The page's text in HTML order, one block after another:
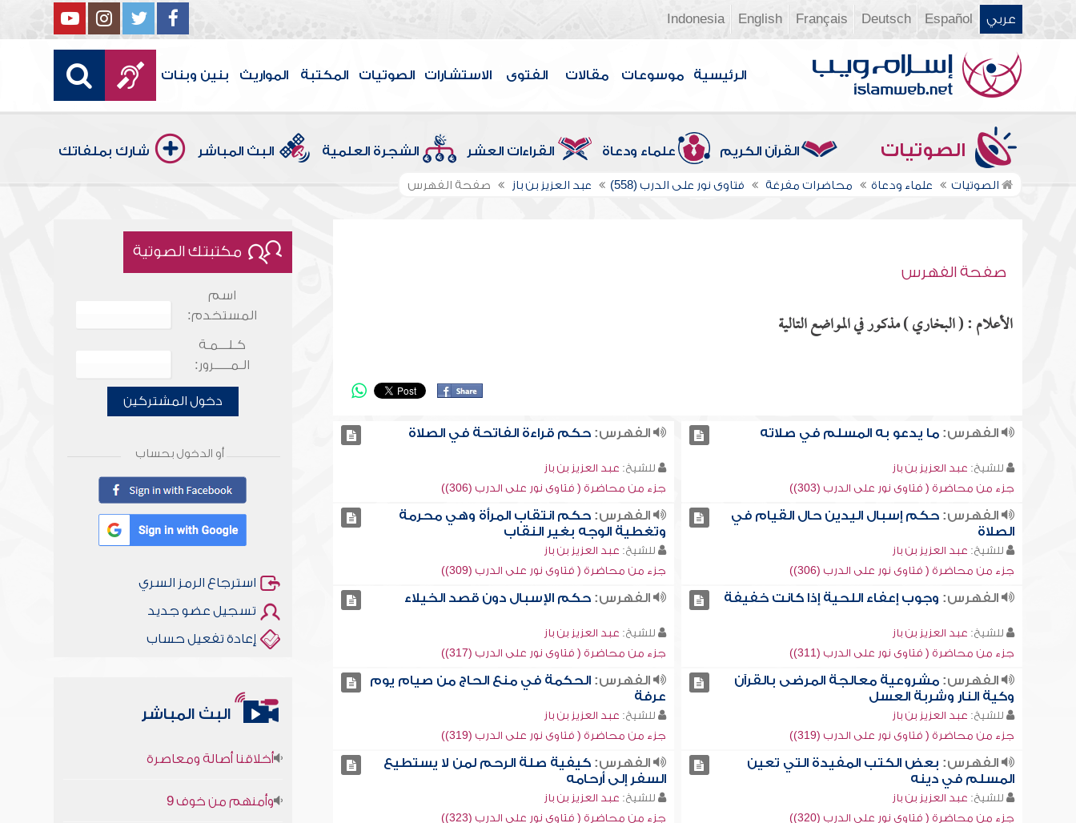
عربي Español
Deutsch
Français
English
Indonesia
الرئيسية موسوعات مقالات الفتوى الاستشارات الصوتيات المكتبة المواريث بنين وبنات
الصوتيات القرآن الكريم علماء ودعاة القراءات العشر الشجرة العلمية البث المباشر شارك بملفاتك
الصوتيات علماء ودعاة محاضرات مفرغة فتاوى نور على الدرب (558) عبد العزيز بن باز صفحة الفهرس
صفحة الفهرس
الأعلام : ( البخاري ) مذكور في المواضع التالية
الفهرس:ما يدعو به المسلم في صلاته
للشيخ: عبد العزيز بن باز
جزء من محاضرة ( فتاوى نور على الدرب (303))
الفهرس: حكم قراءة الفاتحة في الصلاة
للشيخ: عبد العزيز بن باز
جزء من محاضرة ( فتاوى نور على الدرب (306))
الفهرس:حكم إسبال اليدين حال القيام في
الصلاة
للشيخ: عبد العزيز بن باز
جزء من محاضرة ( فتاوى نور على الدرب (306))
الفهرس: حكم انتقاب المرأة وهي محرمة
وتغطية الوجه بغير النقاب
للشيخ: عبد العزيز بن باز
جزء من محاضرة ( فتاوى نور على الدرب (309))
الفهرس: وجوب إعفاء اللحية إذا كانت خفيفة
للشيخ: عبد العزيز بن باز
جزء من محاضرة ( فتاوى نور على الدرب (311))
الفهرس: حكم الإسبال دون قصد الخيلاء
للشيخ: عبد العزيز بن باز
جزء من محاضرة ( فتاوى نور على الدرب (317))
الفهرس:مشروعية معالجة المرضى بالقرآن
وكية النار وشربة العسل
للشيخ: عبد العزيز بن باز
جزء من محاضرة ( فتاوى نور على الدرب (319))
الفهرس: الحكمة في منع الحاج من صيام يوم
عرفة
للشيخ: عبد العزيز بن باز
جزء من محاضرة ( فتاوى نور على الدرب (319))
الفهرس: بعض الكتب المفيدة التي تعين
المسلم في دينه
للشيخ: عبد العزيز بن باز
جزء من محاضرة ( فتاوى نور على الدرب (320))
الفهرس: كيفية صلة الرحم لمن لا يستطيع
السفر إلى أرحامه
للشيخ: عبد العزيز بن باز
جزء من محاضرة ( فتاوى نور على الدرب (323))
مكتبتك الصوتية
اسم
المستخدم:
كـلـــمـة
الـمـــــرور:
دخول المشتركين
أو الدخول بحساب
استرجاع الرمز السري
تسجيل عضو جديد
إعادة تفعيل حساب
البث المباشر